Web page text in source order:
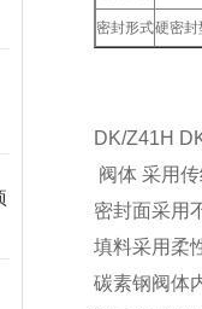
密封形式硬密封
DK/Z41H
阀体 采用
密封面采用
填料采用柔
碳素钢阀体